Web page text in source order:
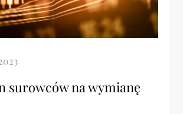
surowców na wymianę